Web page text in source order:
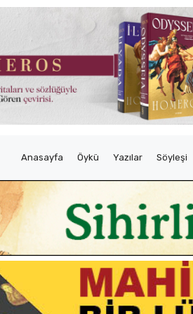
Anasayfa Öykü Yazılar Söyleşi